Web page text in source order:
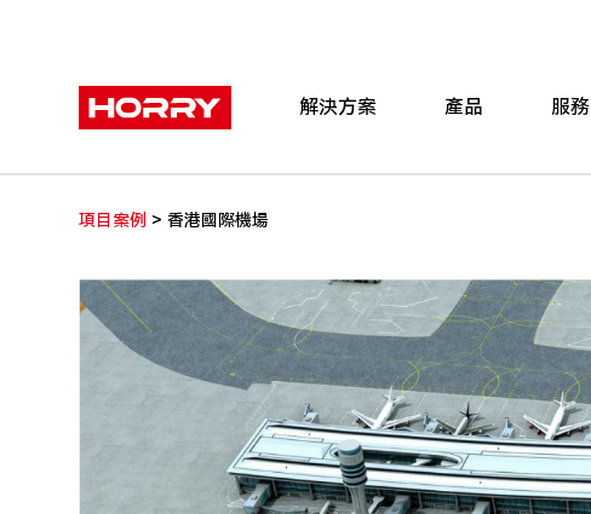
解決方案 產品 服務
項目案例 > 香港國際機場